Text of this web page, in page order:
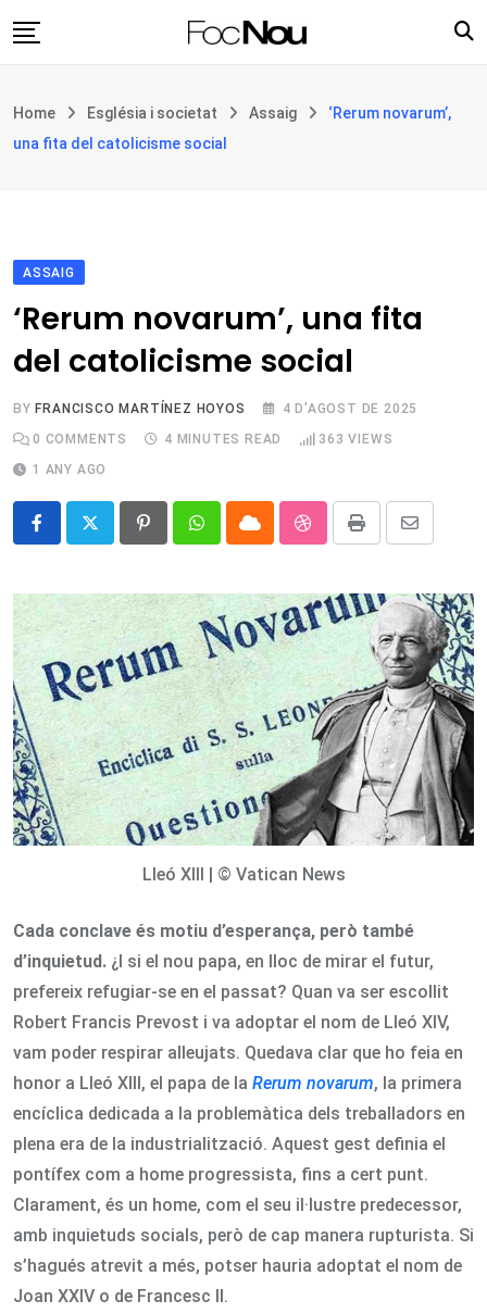
to
Filosofia i teologia
Botiga
Home Església i societat Assaig
‘Rerum novarum’,
una fita del catolicisme social
ASSAIG
‘Rerum novarum’, una fita
del catolicisme social
BY FRANCISCO MARTÍNEZ HOYOS
4 D'AGOST DE 2025
0 COMMENTS 4 MINUTES READ 363 VIEWS
1 ANY AGO
PinterestWhatsappCloud StumbleUpon
Print
Share
Email
Lleó XIII | © Vatican News
Cada conclave és motiu d’esperança, però també
d’inquietud. ¿I si el nou papa, en lloc de mirar el futur,
prefereix refugiar-se en el passat? Quan va ser escollit
Robert Francis Prevost i va adoptar el nom de Lleó XIV,
vam poder respirar alleujats. Quedava clar que ho feia en
honor a Lleó XIII, el papa de la Rerum novarum, la primera
encíclica dedicada a la problemàtica dels treballadors en
plena era de la industrialització. Aquest gest definia el
pontífex com a home progressista, fins a cert punt.
Clarament, és un home, com el seu il·lustre predecessor,
amb inquietuds socials, però de cap manera rupturista. Si
s’hagués atrevit a més, potser hauria adoptat el nom de
Joan XXIV o de Francesc II.